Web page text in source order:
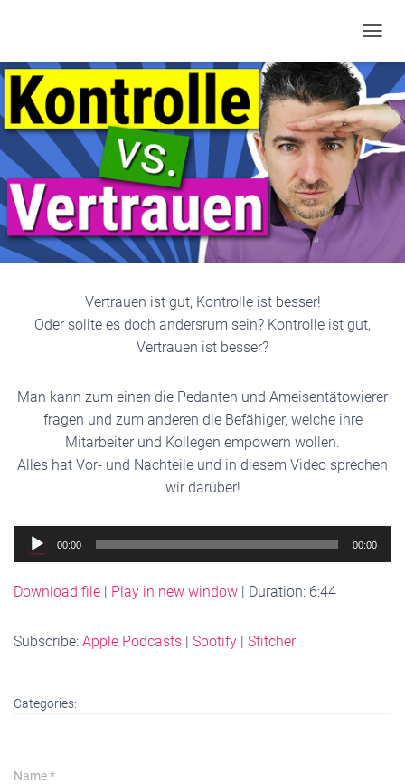
Vertrauen ist gut, Kontrolle ist besser!
Oder sollte es doch andersrum sein? Kontrolle ist gut,
Vertrauen ist besser?
Man kann zum einen die Pedanten und Ameisentätowierer
fragen und zum anderen die Befähiger, welche ihre
Mitarbeiter und Kollegen empowern wollen.
Alles hat Vor- und Nachteile und in diesem Video sprechen
wir darüber!
Audio
Player
00:00 00:00
Download file | Play in new window | Duration: 6:44
Subscribe: Apple Podcasts | Spotify | Stitcher
Categories:
Name*